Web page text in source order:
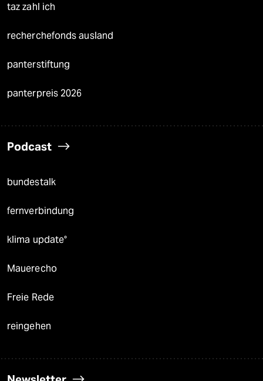
taz zahl ich
recherchefonds ausland
panterstiftung
panterpreis 2026
Podcast
bundestalk
fernverbindung
klima update°
Mauerecho
Freie Rede
reingehen